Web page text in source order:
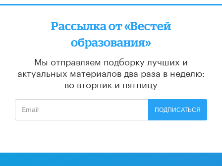
Рассылка от «Вестей
образования»
Мы отправляем подборку лучших и
актуальных материалов два раза в неделю:
во вторник и пятницу
ПОДПИСАТЬСЯ